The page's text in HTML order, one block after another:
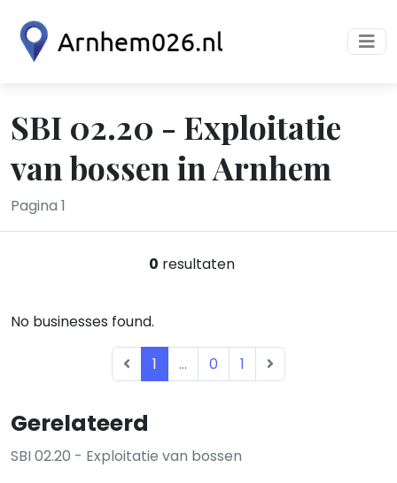
SBI 02.20 - Exploitatie
van bossen in Arnhem
Pagina 1
Gerelateerd
SBI 02.20 - Exploitatie van bossen
0 resultaten
No businesses found.
1 ... 0 1